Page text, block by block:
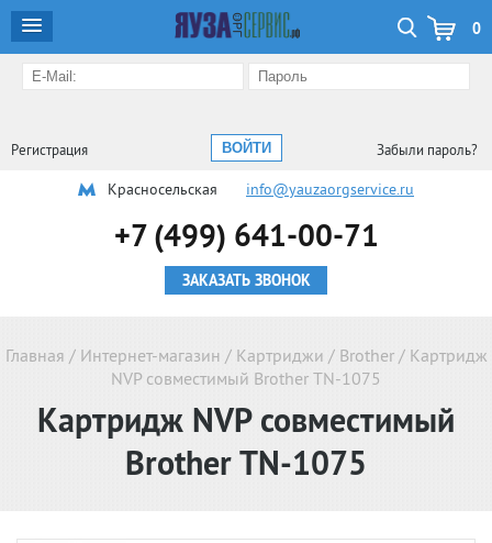
0
Забыли пароль?
Регистрация
Красносельская info@yauzaorgservice.ru
+7 (499) 641-00-71
ЗАКАЗАТЬ ЗВОНОК
Главная / Интернет-магазин / Картриджи / Brother/ Картридж
NVP совместимый Brother TN-1075
Картридж NVP совместимый
Brother TN-1075